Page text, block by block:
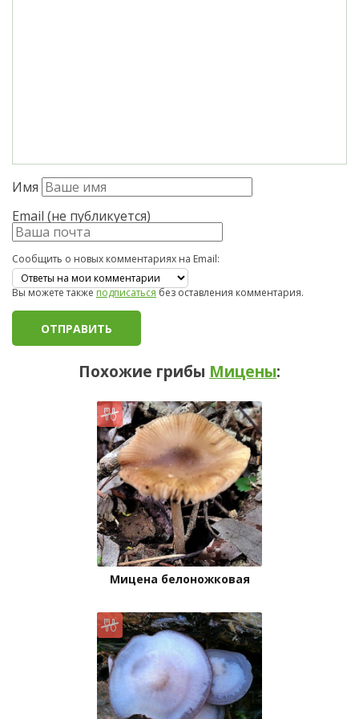
Имя
Email (не публикуется)
Сообщить о новых комментариях на Email:
Вы можете такжеподписатьсябез оставления комментария.
Похожие грибы Мицены:
Мицена белоножковая